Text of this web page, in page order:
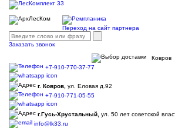
Переход на сайт партнера
Заказать звонок
Ковров
+7-910-770-37-77
г. Ковров, ул. Еловая д.92
+7-910-771-05-55
г.Гусь-Хрустальный, ул. 50 лет советской
info@lk33.ru